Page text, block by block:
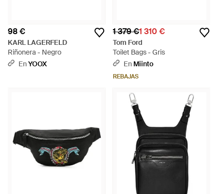
98 €
KARL LAGERFELD
Riñonera - Negro
EnYOOX
1 379 €1 310 €
Tom Ford
Toilet Bags - Gris
En Miinto
REBAJAS